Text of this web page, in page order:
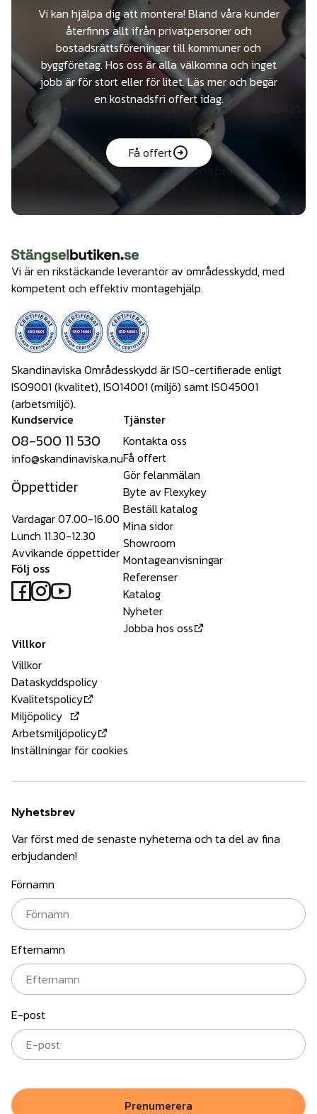
Vi kan hjälpa dig att montera! Bland våra kunder
återfinns allt ifrån privatpersoner och
bostadsrättsföreningar till kommuner och
byggföretag. Hos oss är alla välkomna och inget
jobb är för stort eller för litet. Läs mer och begär
en kostnadsfri offert idag.
Få offert
Vi är en rikstäckande leverantör av områdesskydd, med
kompetent och effektiv montagehjälp.
Skandinaviska Områdesskydd är ISO-certifierade enligt
ISO9001 (kvalitet), ISO14001 (miljö) samt ISO45001
(arbetsmiljö).
Kundservice
08-500 11 530
info@skandinaviska.nu
Öppettider
Vardagar 07.00-16.00
Lunch 11.30-12.30
Avvikande öppettider
Följ oss
Tjänster
Kontakta oss
Få offert
Gör felanmälan
Byte av Flexykey
Beställ katalog
Mina sidor
Showroom
Montageanvisningar
Referenser
Katalog
Nyheter
Jobba hos oss
Villkor
Villkor
Dataskyddspolicy
Kvalitetspolicy
Miljöpolicy
Arbetsmiljöpolicy
Inställningar för cookies
Nyhetsbrev
Var först med de senaste nyheterna och ta del av fina
erbjudanden!
Förnamn
Efternamn
E-post
Prenumerera